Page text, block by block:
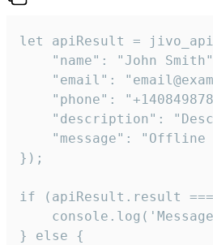
let apiResult =
"name": "John
"email":
"phone":
"description":
"message": "Offline
});
if (apiResult.result
} else {